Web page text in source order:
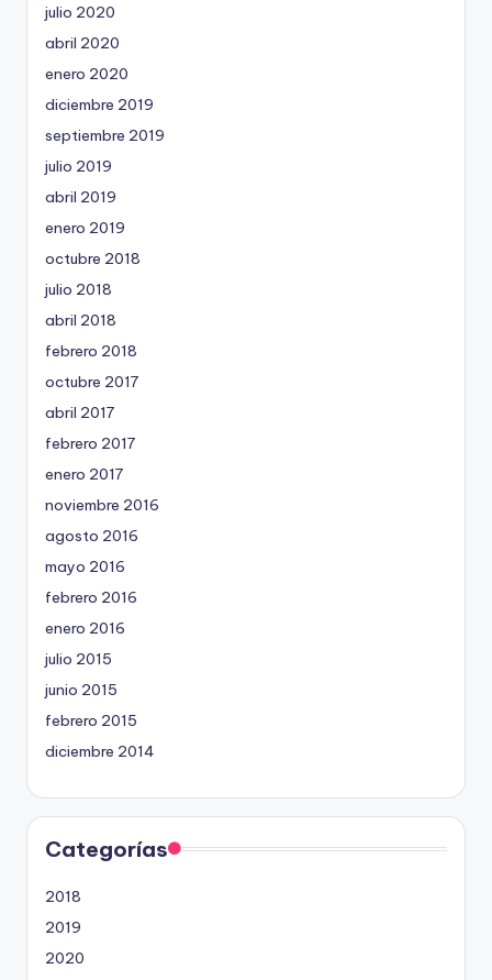
julio 2020
abril 2020
enero 2020
diciembre 2019
septiembre 2019
julio 2019
abril 2019
enero 2019
octubre 2018
julio 2018
abril 2018
febrero 2018
octubre 2017
abril 2017
febrero 2017
enero 2017
noviembre 2016
agosto 2016
mayo 2016
febrero 2016
enero 2016
julio 2015
junio 2015
febrero 2015
diciembre 2014
Categorías
2018
2019
2020